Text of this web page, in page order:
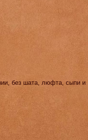
без шата, люфта, сыпи и